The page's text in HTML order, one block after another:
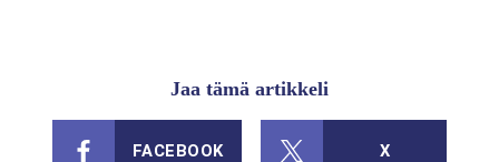
Jaa tämä artikkeli
FACEBOOK X